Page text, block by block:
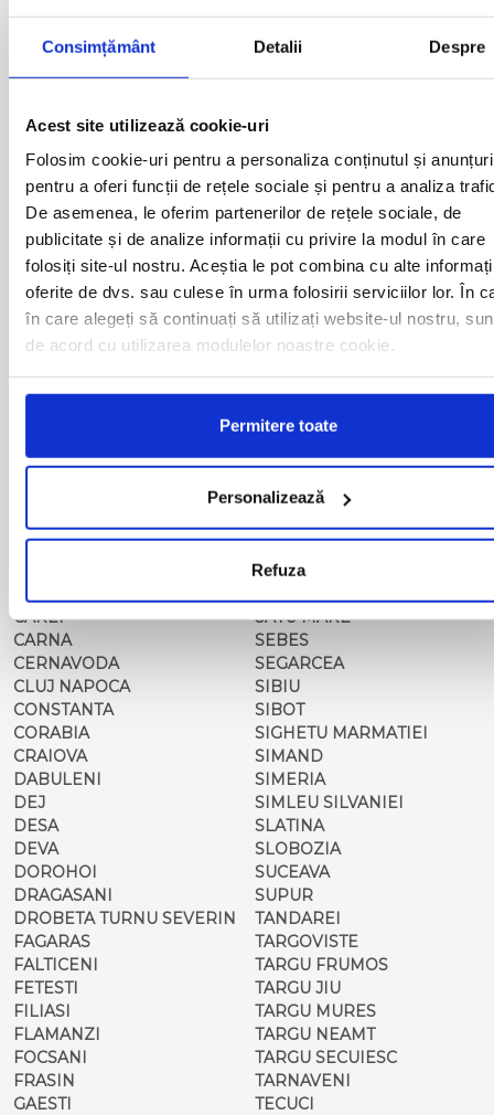
Consimțământ Detalii Despre
Acest site utilizează cookie-uri
Folosim cookie-uri pentru a personaliza conținutul și
pentru a oferi funcții de rețele sociale și pentru a analiza
De asemenea, le oferim partenerilor de rețele sociale, de
publicitate și de analize informații cu privire la modul în care
folosiți site-ul nostru. Aceștia le pot combina cu alte
oferite de dvs. sau culese în urma folosirii serviciilor lor. În
în care alegeți să continuați să utilizați website-ul nostru,
de acord cu utilizarea modulelor noastre cookie.
Permitere toate
Personalizează
Refuza
ARAD
BACAU
BAIA MARE
BAILE HERCULANE
BALS-IS
BALS-OT
BARCA
BARLAD
BECHET
BECLEAN
BISTRET
BISTRITA
BLAJ
BOTOSANI
CALAFAT
CAMPULUNG
MOLDOVENESC
CARANSEBES
CAREI
CARNA
CERNAVODA
CLUJ NAPOCA
CONSTANTA
CORABIA
CRAIOVA
DABULENI
DEJ
DESA
DEVA
DOROHOI
DRAGASANI
DROBETA TURNU SEVERIN
FAGARAS
FALTICENI
FETESTI
FILIASI
FLAMANZI
FOCSANI
FRASIN
GAESTI
MOTCA
NUSFALAU
ONESTI
ORSOVA
PASCANI
PERICEI
PERISOR
PETROSANI
PIATRA NEAMT
PISCU VECHI
PITESTI
PLOIESTI
PODARI
REGHIN
RESITA
ROMAN
ROSIORII DE VEDE
SADOVA
SALONTA
SATU MARE
SEBES
SEGARCEA
SIBIU
SIBOT
SIGHETU MARMATIEI
SIMAND
SIMERIA
SIMLEU SILVANIEI
SLATINA
SLOBOZIA
SUCEAVA
SUPUR
TANDAREI
TARGOVISTE
TARGU FRUMOS
TARGU JIU
TARGU MURES
TARGU NEAMT
TARGU SECUIESC
TARNAVENI
TECUCI